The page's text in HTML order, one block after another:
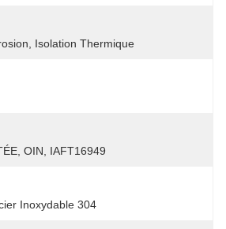
Isolation Thermique
OIN, IAFT16949
Inoxydable 304